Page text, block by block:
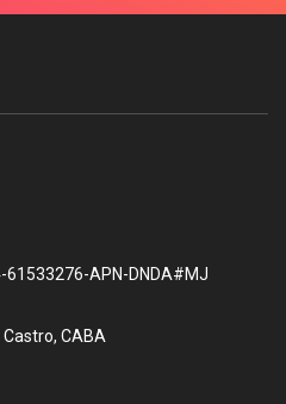
61533276-APN-DNDA#MJ
CABA